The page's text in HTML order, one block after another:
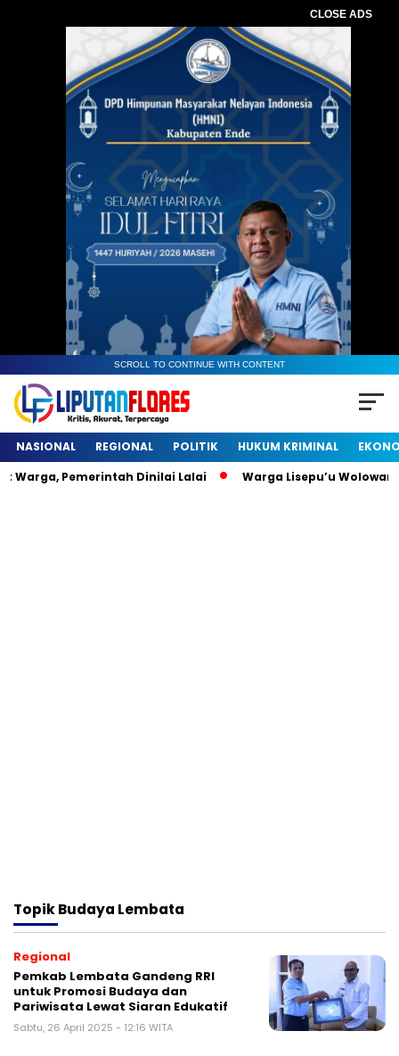
CLOSE ADS
SCROLL TO CONTINUE WITH CONTENT
NASIONAL REGIONAL POLITIK HUKUM KRIMINAL
Warga, Pemerintah Dinilai Lalai
Warga Lisepu’u
TopikBudaya Lembata
Regional
Pemkab Lembata Gandeng RRI
untuk Promosi Budaya dan
Pariwisata Lewat Siaran Edukatif
Sabtu, 26 April 2025 - 12:16 WITA